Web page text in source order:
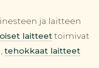
ja laitteen
laitteettoimivat
tehokkaat laitteet